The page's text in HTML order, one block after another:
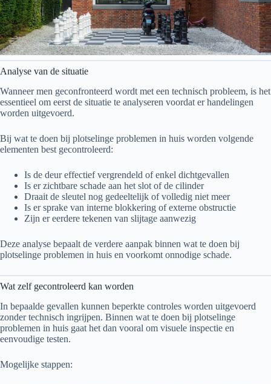
Analyse van de situatie
Wanneer men geconfronteerd wordt met een technisch probleem, is het
essentieel om eerst de situatie te analyseren voordat er handelingen
worden uitgevoerd.
Bij wat te doen bij plotselinge problemen in huis worden volgende
elementen best gecontroleerd:
Is de deur effectief vergrendeld of enkel dichtgevallen
Is er zichtbare schade aan het slot of de cilinder
Draait de sleutel nog gedeeltelijk of volledig niet meer
Is er sprake van interne blokkering of externe obstructie
Zijn er eerdere tekenen van slijtage aanwezig
Deze analyse bepaalt de verdere aanpak binnen wat te doen bij
plotselinge problemen in huis en voorkomt onnodige schade.
Wat zelf gecontroleerd kan worden
In bepaalde gevallen kunnen beperkte controles worden uitgevoerd
zonder technisch ingrijpen. Binnen wat te doen bij plotselinge
problemen in huis gaat het dan vooral om visuele inspectie en
eenvoudige testen.
Mogelijke stappen: